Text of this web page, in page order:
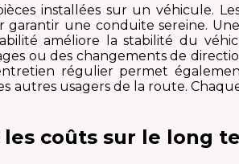
installées sur un véhicule.
une conduite sereine.
améliore la stabilité du
ou des changements de
régulier permet
autres usagers de la route.
coûts sur le long